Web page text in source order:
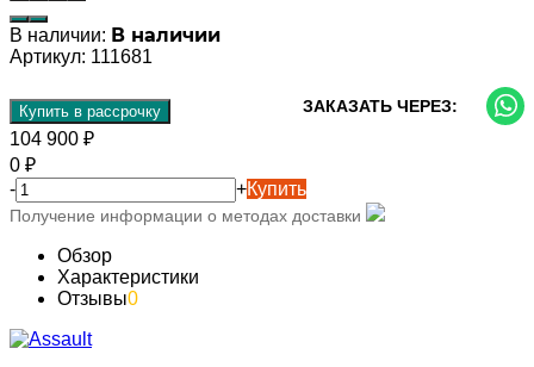
В наличии: В наличии
Артикул: 111681
Купить в рассрочку ЗАКАЗАТЬ ЧЕРЕЗ:
104 900 ₽
0 ₽
-
+Купить
Получение информации о методах доставки
Обзор
Характеристики
Отзывы0